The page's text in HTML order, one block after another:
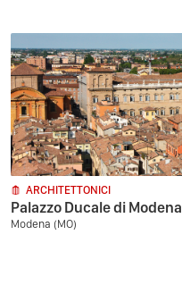
ARCHITETTONICI
Palazzo Ducale di Modena
Modena (MO)